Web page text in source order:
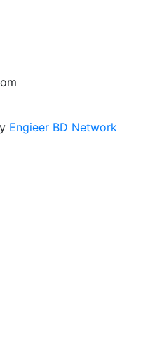
Engieer BD Network